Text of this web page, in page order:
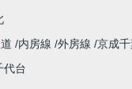
内房線 外房線 京成
代台